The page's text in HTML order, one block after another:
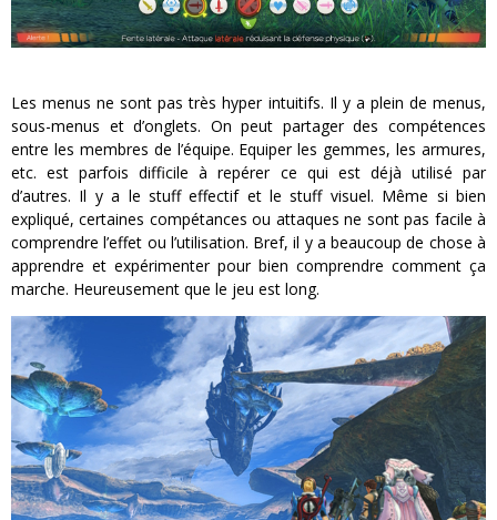
Les menus ne sont pas très hyper intuitifs. Il y a plein de menus,
sous-menus et d’onglets. On peut partager des compétences
entre les membres de l’équipe. Equiper les gemmes, les armures,
etc. est parfois difficile à repérer ce qui est déjà utilisé par
d’autres. Il y a le stuff effectif et le stuff visuel. Même si bien
expliqué, certaines compétances ou attaques ne sont pas facile à
comprendre l’effet ou l’utilisation. Bref, il y a beaucoup de chose à
apprendre et expérimenter pour bien comprendre comment ça
marche. Heureusement que le jeu est long.